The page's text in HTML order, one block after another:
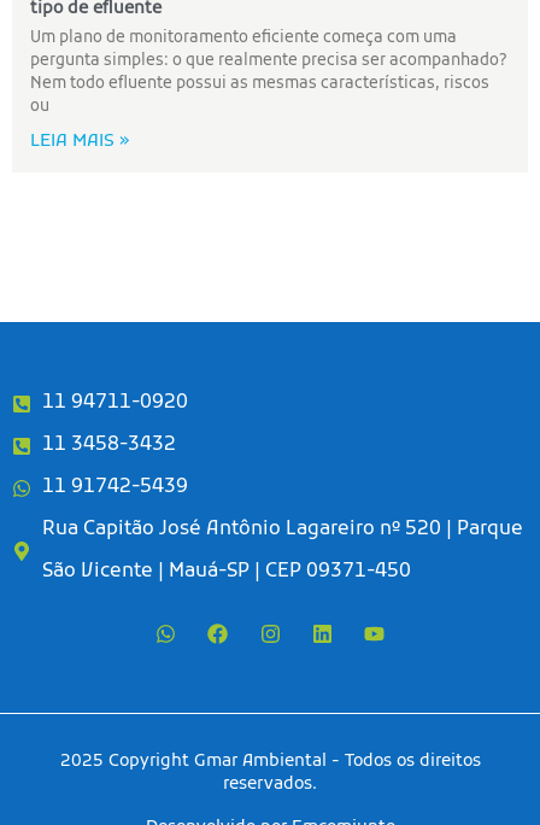
tipo de efluente
Um plano de monitoramento eficiente começa com uma
pergunta simples: o que realmente precisa ser acompanhado?
Nem todo efluente possui as mesmas características, riscos
ou
LEIA MAIS »
11 94711-0920
11 3458-3432
11 91742-5439
Rua Capitão José Antônio Lagareiro nº 520 | Parque
São Vicente | Mauá-SP | CEP 09371-450
2025 Copyright Gmar Ambiental - Todos os direitos
reservados.